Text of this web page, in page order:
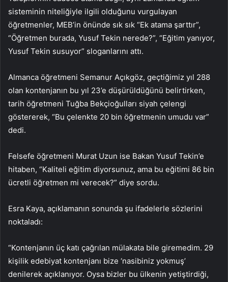
sisteminin niteliğiyle ilgili olduğunu vurgulayan
öğretmenler, MEB’in önünde sık sık “Ek atama şarttır”,
“Öğretmen burada, Yusuf Tekin nerede?”, “Eğitim yanıyor,
Yusuf Tekin susuyor” sloganlarını attı.
Almanca öğretmeni Semanur Açıkgöz, geçtiğimiz yıl 288
olan kontenjanın bu yıl 23’e düşürüldüğünü belirtirken,
tarih öğretmeni Tuğba Bekçioğulları siyah çelengi
göstererek, “Bu çelenkte 20 bin öğretmenin umudu var”
dedi.
Felsefe öğretmeni Murat Uzun ise Bakan Yusuf Tekin’e
hitaben, “Kaliteli eğitim diyorsunuz, ama bu eğitimi 86 bin
ücretli öğretmen mi verecek?” diye sordu.
Esra Kaya, açıklamanın sonunda şu ifadelerle sözlerini
noktaladı:
“Kontenjanın üç katı çağrılan mülakata bile giremedim. 29
kişilik edebiyat kontenjanı bize ‘nasibiniz yokmuş’
denilerek açıklanıyor. Oysa bizler bu ülkenin yetiştirdiği,